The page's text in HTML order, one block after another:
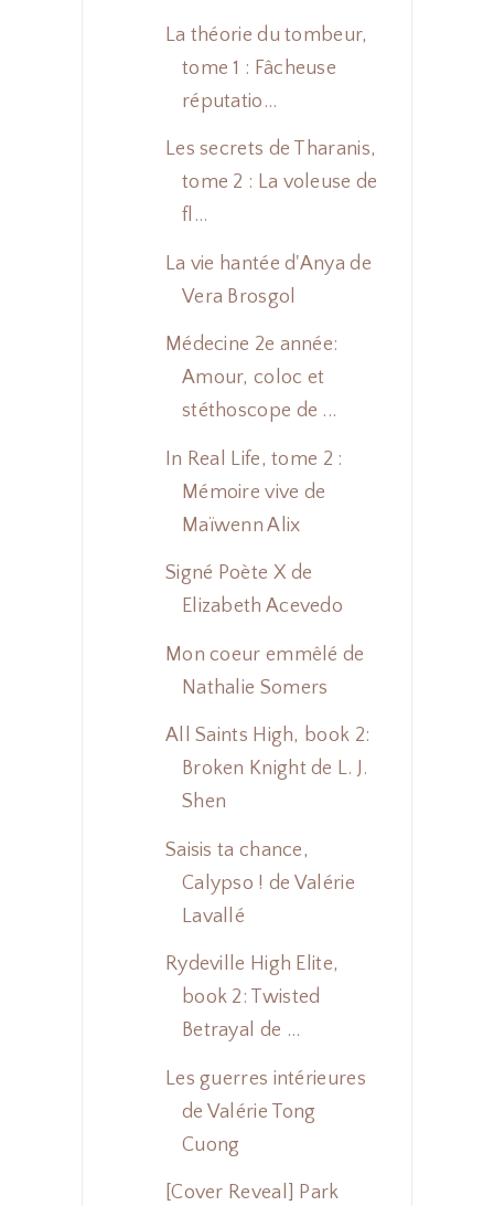
La théorie du tombeur,
tome 1 : Fâcheuse
réputatio...
Les secrets de Tharanis,
tome 2 : La voleuse de
fl...
La vie hantée d'Anya de
Vera Brosgol
Médecine 2e année:
Amour, coloc et
stéthoscope de ...
In Real Life, tome 2 :
Mémoire vive de
Maïwenn Alix
Signé Poète X de
Elizabeth Acevedo
Mon coeur emmêlé de
Nathalie Somers
All Saints High, book 2:
Broken Knight de L. J.
Shen
Saisis ta chance,
Calypso ! de Valérie
Lavallé
Rydeville High Elite,
book 2: Twisted
Betrayal de ...
Les guerres intérieures
de Valérie Tong
Cuong
[Cover Reveal] Park